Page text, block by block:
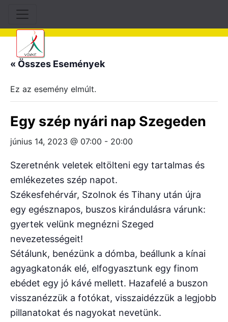
« Összes Események
Ez az esemény elmúlt.
Egy szép nyári nap Szegeden
június 14, 2023 @ 07:00 - 20:00
Szeretnénk veletek eltölteni egy tartalmas és
emlékezetes szép napot.
Székesfehérvár, Szolnok és Tihany után újra
egy egésznapos, buszos kirándulásra várunk:
gyertek velünk megnézni Szeged
nevezetességeit!
Sétálunk, benézünk a dómba, beállunk a kínai
agyagkatonák elé, elfogyasztunk egy finom
ebédet egy jó kávé mellett. Hazafelé a buszon
visszanézzük a fotókat, visszaidézzük a legjobb
pillanatokat és nagyokat nevetünk.